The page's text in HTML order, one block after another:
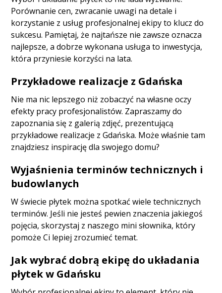
Porównanie cen, zwracanie uwagi na detale i
korzystanie z usług profesjonalnej ekipy to klucz do
sukcesu. Pamiętaj, że najtańsze nie zawsze oznacza
najlepsze, a dobrze wykonana usługa to inwestycja,
która przyniesie korzyści na lata.
Przykładowe realizacje z Gdańska
Nie ma nic lepszego niż zobaczyć na własne oczy
efekty pracy profesjonalistów. Zapraszamy do
zapoznania się z galerią zdjęć, prezentującą
przykładowe realizacje z Gdańska. Może właśnie tam
znajdziesz inspirację dla swojego domu?
Wyjaśnienia terminów technicznych i
budowlanych
W świecie płytek można spotkać wiele technicznych
terminów. Jeśli nie jesteś pewien znaczenia jakiegoś
pojęcia, skorzystaj z naszego mini słownika, który
pomoże Ci lepiej zrozumieć temat.
Jak wybrać dobrą ekipę do układania
płytek w Gdańsku